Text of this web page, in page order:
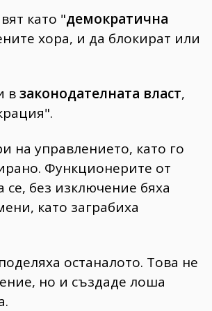
като "демократична
хора, и да блокират или
взаконодателната власт,
на управлението, като го
Функционерите от
се, без изключение бяха
като заграбиха
останалото. Това не
но и създаде лоша